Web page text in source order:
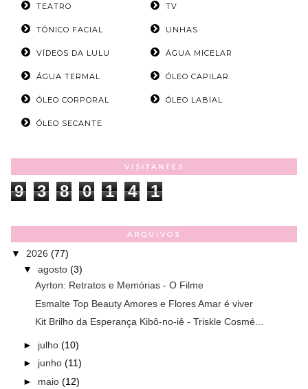
TEATRO TV
TÔNICO FACIAL UNHAS
VÍDEOS DA LULU ÁGUA MICELAR
ÁGUA TERMAL ÓLEO CAPILAR
ÓLEO CORPORAL ÓLEO LABIAL
ÓLEO SECANTE
VISITANTES
9 3 8 0 1 4 1
ARQUIVOS
▼ 2026 (77)
▼ agosto (3)
Ayrton: Retratos e Memórias - O Filme
Esmalte Top Beauty Amores e Flores Amar é viver
Kit Brilho da Esperança Kibô-no-iê - Triskle Cosmé...
► julho (10)
► junho (11)
► maio (12)